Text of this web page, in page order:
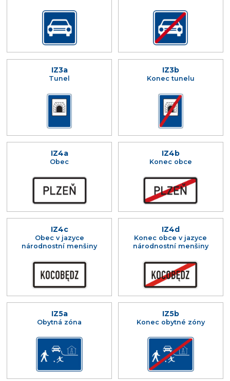
IZ3a
Tunel
IZ3b
Konec tunelu
IZ4a
Obec
IZ4b
Konec obce
IZ4c
Obec v jazyce
národnostní menšiny
IZ4d
Konec obce v jazyce
národnostní menšiny
IZ5a
Obytná zóna
IZ5b
Konec obytné zóny